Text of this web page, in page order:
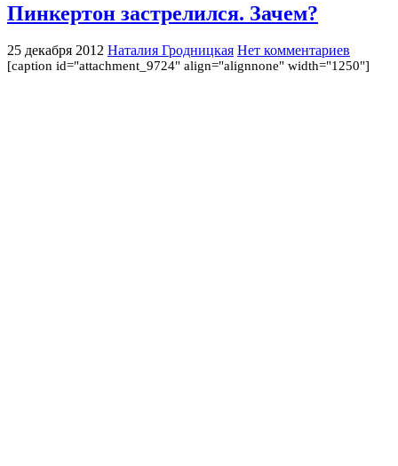
Пинкертон застрелился. Зачем?
25 декабря 2012 Наталия Гродницкая Нет комментариев
[caption id="attachment_9724" align="alignnone" width="1250"]